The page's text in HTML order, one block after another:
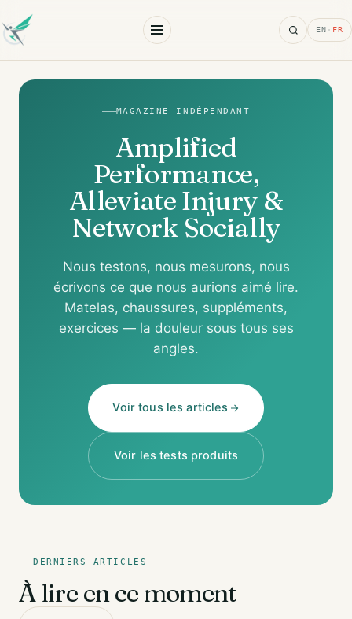
Search
EN · FR
MAGAZINE INDÉPENDANT
Amplified
Performance,
Alleviate Injury &
Network Socially
Nous testons, nous mesurons, nous
écrivons ce que nous aurions aimé lire.
Matelas, chaussures, suppléments,
exercices — la douleur sous tous ses
angles.
Voir tous les articles
Voir les tests produits
DERNIERS ARTICLES
À lire en ce moment